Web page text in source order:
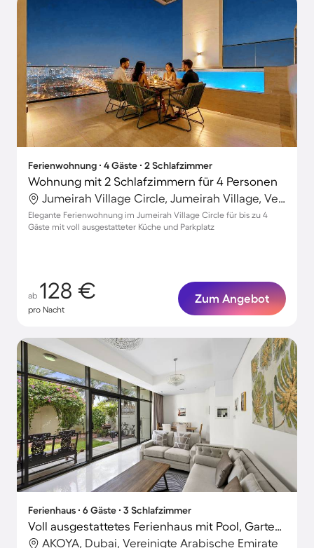
Ferienwohnung ∙ 4 Gäste ∙ 2 Schlafzimmer
Wohnung mit 2 Schlafzimmern für 4 Personen
Jumeirah Village Circle, Jumeirah Village, Vereinigte Arabische Emirate
Elegante Ferienwohnung im Jumeirah Village Circle für bis zu 4
Gäste mit voll ausgestatteter Küche und Parkplatz
ab 128 €
pro Nacht
Zum Angebot
Ferienhaus ∙ 6 Gäste ∙ 3 Schlafzimmer
Voll ausgestattetes Ferienhaus mit Pool, Garten und Terrasse
AKOYA, Dubai, Vereinigte Arabische Emirate